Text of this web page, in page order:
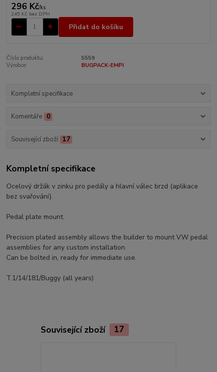
296 Kč/ks
245 Kč bez DPH
Přidat do košíku
Číslo produktu:
5559
Výrobce:
BUGPACK-EMPI
Kompletní specifikace
Komentáře 0
Související zboží 17
Kompletní specifikace
Ocelový držák v zinku pro pedály a hlavní válec brzd (aplikace
bez svařování).
Pedal plate mount.
Precision plated assembly allows the builder to mount VW pedal
assemblies for any custom installation.
Can be bolted in, ready for immediate use.
T.1/14/181/Buggy (all years)
Související zboží 17